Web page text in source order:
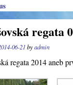
regata
06-21byadmin
regata 2014 aneb